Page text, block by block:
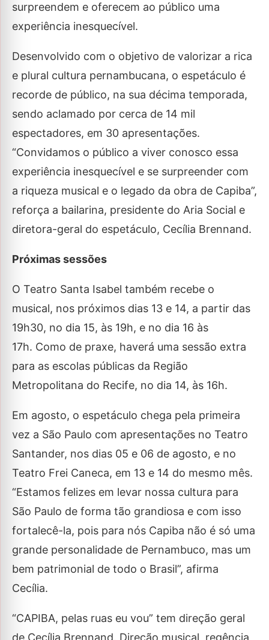
surpreendem e oferecem ao público uma
experiência inesquecível.
Desenvolvido com o objetivo de valorizar a rica
e plural cultura pernambucana, o espetáculo é
recorde de público, na sua décima temporada,
sendo aclamado por cerca de 14 mil
espectadores, em 30 apresentações.
“Convidamos o público a viver conosco essa
experiência inesquecível e se surpreender com
a riqueza musical e o legado da obra de Capiba”,
reforça a bailarina, presidente do Aria Social e
diretora-geral do espetáculo, Cecília Brennand.
Próximas sessões
O Teatro Santa Isabel também recebe o
musical, nos próximos dias 13 e 14, a partir das
19h30, no dia 15, às 19h, e no dia 16 às
17h. Como de praxe, haverá uma sessão extra
para as escolas públicas da Região
Metropolitana do Recife, no dia 14, às 16h.
Em agosto, o espetáculo chega pela primeira
vez a São Paulo com apresentações no Teatro
Santander, nos dias 05 e 06 de agosto, e no
Teatro Frei Caneca, em 13 e 14 do mesmo mês.
“Estamos felizes em levar nossa cultura para
São Paulo de forma tão grandiosa e com isso
fortalecê-la, pois para nós Capiba não é só uma
grande personalidade de Pernambuco, mas um
bem patrimonial de todo o Brasil”, afirma
Cecília.
“CAPIBA, pelas ruas eu vou” tem direção geral
de Cecília Brennand. Direção musical, regência